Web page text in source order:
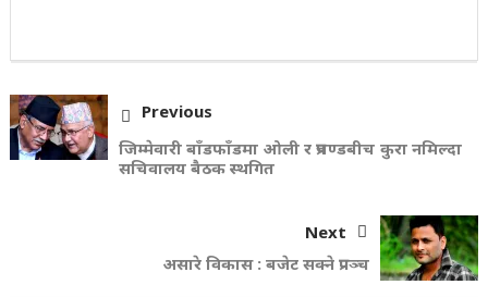
Previous
जिम्मेवारी बाँडफाँडमा ओली र प्रचण्डबीच कुरा नमिल्दा
सचिवालय बैठक स्थगित
Next
असारे विकास : बजेट सक्ने प्रपञ्च